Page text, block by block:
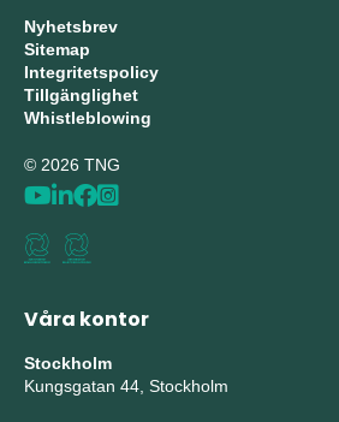
Nyhetsbrev
Sitemap
Integritetspolicy
Tillgänglighet
Whistleblowing
© 2026 TNG
Våra kontor
Stockholm
Kungsgatan 44, Stockholm